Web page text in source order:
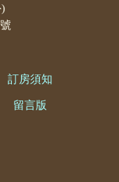
訂房須知
留言版